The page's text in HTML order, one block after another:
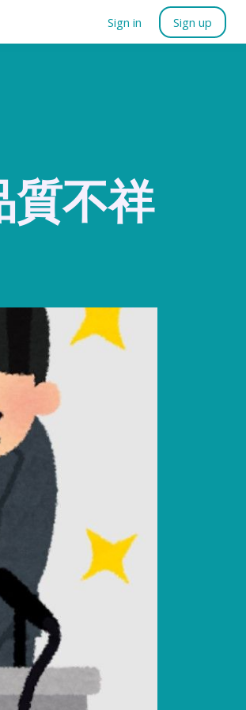
Sign in Sign up
質不祥